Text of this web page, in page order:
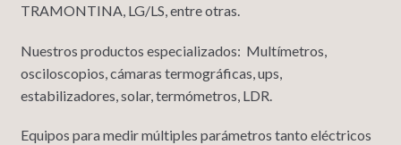
TRAMONTINA, LG/LS, entre otras.
Nuestros productos especializados: Multímetros,
osciloscopios, cámaras termográficas, ups,
estabilizadores, solar, termómetros, LDR.
Equipos para medir múltiples parámetros tanto eléctricos